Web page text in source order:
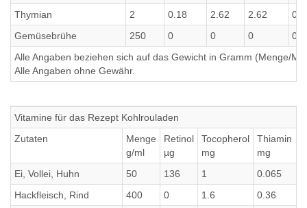
Thymian
2 0.18 2.62 2.62
Gemüsebrühe
250 0 0 0
0
Alle Angaben beziehen sich auf das Gewicht in Gramm (Menge/
Alle Angaben ohne Gewähr.
Vitamine für das Rezept Kohlrouladen
Zutaten
Menge
g/ml
Retinol
µg
Tocopherol
mg
Thiamin
mg
Ei, Vollei, Huhn
50 136 1
0.065
Hackfleisch, Rind
400 0 1.6
0.36